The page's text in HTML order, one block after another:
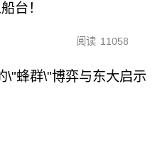
台！
阅读 11058
\"蜂群\"博弈与东大启示